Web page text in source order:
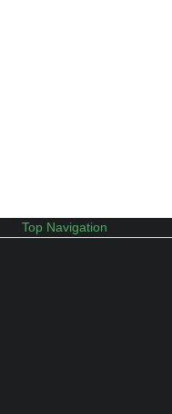
Top Navigation